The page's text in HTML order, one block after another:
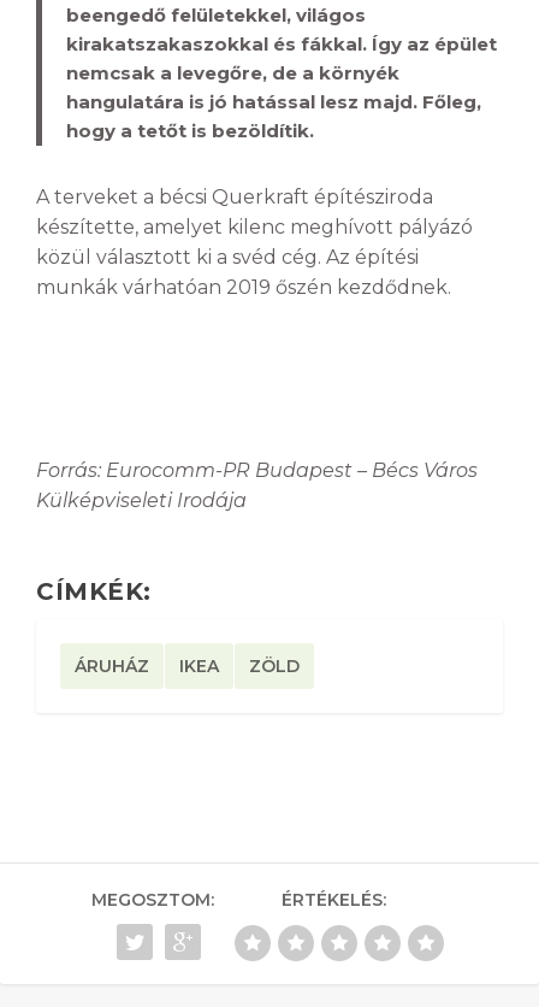
beengedő felületekkel, világos
kirakatszakaszokkal és fákkal. Így az épület
nemcsak a levegőre, de a környék
hangulatára is jó hatással lesz majd. Főleg,
hogy a tetőt is bezöldítik.
A terveket a bécsi Querkraft építésziroda
készítette, amelyet kilenc meghívott pályázó
közül választott ki a svéd cég. Az építési
munkák várhatóan 2019 őszén kezdődnek.
Forrás: Eurocomm-PR Budapest – Bécs Város
Külképviseleti Irodája
CÍMKÉK:
ÁRUHÁZ IKEA ZÖLD
MEGOSZTOM: ÉRTÉKELÉS: